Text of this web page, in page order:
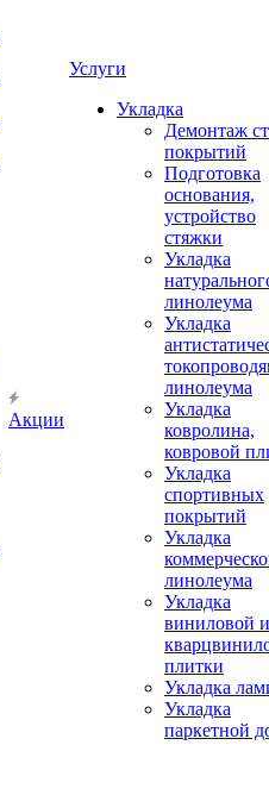
Акции
Услуги
Укладка
Демонтаж
покрытий
Подготовка
основания,
устройство
стяжки
Укладка
линолеума
Укладка
линолеума
Укладка
ковролина,
ковровой
Укладка
спортивных
покрытий
Укладка
линолеума
Укладка
виниловой и
плитки
Укладка
Укладка
паркетной